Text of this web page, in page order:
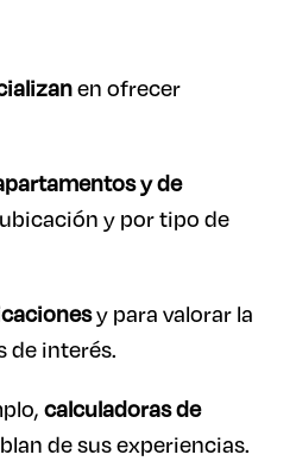
en ofrecer
y de
y por tipo de
y para valorar la
de interés.
calculadoras de
de sus experiencias.